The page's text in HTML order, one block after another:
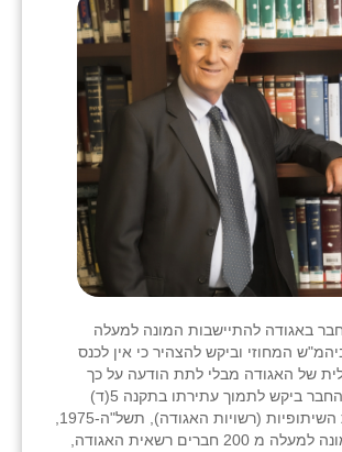
חבר באגודה להתיישבות המונה למעלה
לביהמ"ש המחוזי וביקש להצהיר כי אין לכנס
של האגודה מבלי לתת הודעה על כך
שבועיים מראש. החבר ביקש לתמוך עתירתו בתקנה 5(ד)
לפיה באגודה המונה למעלה מ 200 חברים רשאית האגודה,